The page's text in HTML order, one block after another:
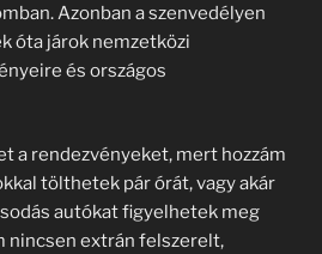
Azonban a szenvedélyen
óta járok nemzetközi
és országos
a rendezvényeket, mert hozzám
tölthetek pár órát, vagy akár
autókat figyelhetek meg
nincsen extrán felszerelt,